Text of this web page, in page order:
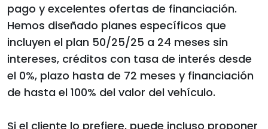
pago y excelentes ofertas de financiación.
Hemos diseñado planes específicos que
incluyen el plan 50/25/25 a 24 meses sin
intereses, créditos con tasa de interés desde
el 0%, plazo hasta de 72 meses y financiación
de hasta el 100% del valor del vehículo.
Si el cliente lo prefiere, puede incluso proponer